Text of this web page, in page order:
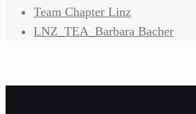
Team Chapter Linz
LNZ_TEA_Barbara Bacher